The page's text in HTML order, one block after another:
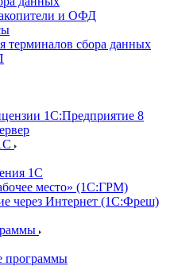
и ОФД
терминалов сбора данных
1С:Предприятие 8
1С
место» (1С:ГРМ)
через Интернет (1С:Фреш)
программы